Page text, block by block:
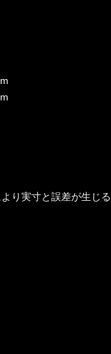
り実寸と誤差が生じる